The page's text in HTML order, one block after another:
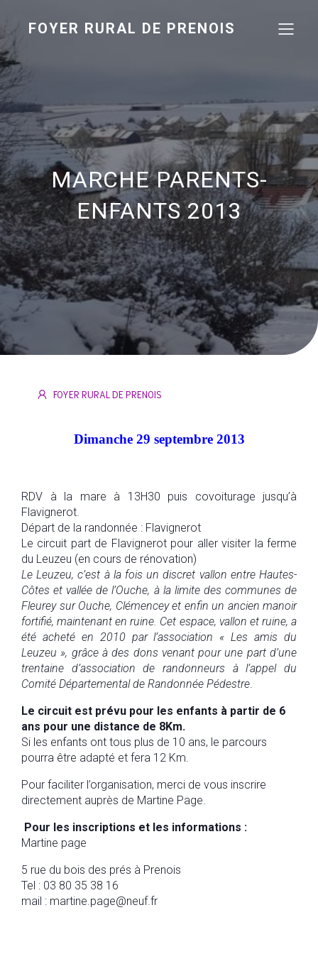
FOYER RURAL DE PRENOIS
MARCHE PARENTS-
ENFANTS 2013
FOYER RURAL DE PRENOIS
Dimanche 29 septembre 2013
RDV à la mare à 13H30 puis covoiturage jusqu’à
Flavignerot.
Départ de la randonnée : Flavignerot
Le circuit part de Flavignerot pour aller visiter la ferme
du Leuzeu (en cours de rénovation)
Le Leuzeu, c’est à la fois un discret vallon entre Hautes-
Côtes et vallée de l’Ouche, à la limite des communes de
Fleurey sur Ouche, Clémencey et enfin un ancien manoir
fortifié, maintenant en ruine. Cet espace, vallon et ruine, a
été acheté en 2010 par l’association « Les amis du
Leuzeu », grâce à des dons venant pour une part d’une
trentaine d’association de randonneurs à l’appel du
Comité Départemental de Randonnée Pédestre.
Le circuit est prévu pour les enfants à partir de 6
ans pour une distance de 8Km.
Si les enfants ont tous plus de 10 ans, le parcours
pourra être adapté et fera 12 Km.
Pour faciliter l’organisation, merci de vous inscrire
directement auprès de Martine Page.
Pour les inscriptions et les informations :
Martine page
5 rue du bois des prés à Prenois
Tel : 03 80 35 38 16
mail : martine.page@neuf.fr